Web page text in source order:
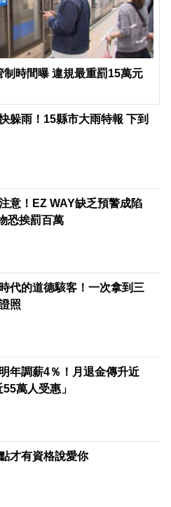
時間曝 違規最重罰15萬元
躲雨！15縣市大雨特報 下到
意！EZ WAY缺乏預警成陷
恐挨罰百萬
代的道德駭客！一次拿到三
照
年調薪4％！月退金傳升近
萬人受惠」
才有資格說愛你